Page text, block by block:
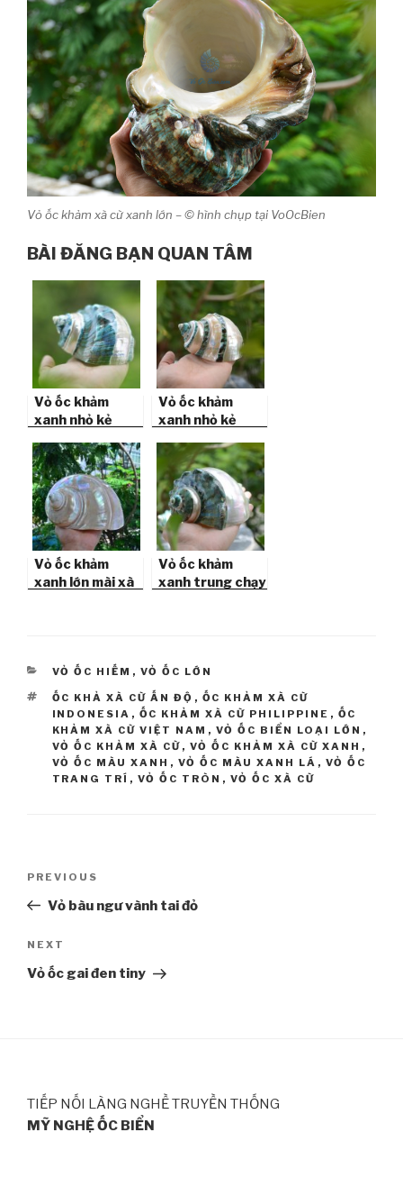
Vỏ ốc khảm xà cừ xanh lớn – © hình chụp tại VoOcBien
BÀI ĐĂNG BẠN QUAN TÂM
Vỏ ốc khảm
xanh nhỏ kẻ
Banded Green
Snail Shell)
Vỏ ốc khảm
xanh nhỏ kẻ
(Pearl Banded
Green Snail
Shell)
Vỏ ốc khảm
xanh lớn mài xà
Vỏ ốc khảm
xanh trung chạy
CATEGORIES
VỎ ỐC HIẾM , VỎ ỐC LỚN
TAGS
ỐC KHẢ XÀ CỪ ẤN ĐỘ , ỐC KHẢM XÀ CỪ
INDONESIA , ỐC KHẢM XÀ CỪ PHILIPPINE , ỐC
KHẢM XÀ CỪ VIỆT NAM , VỎ ỐC BIỂN LOẠI LỚN ,
VỎ ỐC KHẢM XÀ CỪ , VỎ ỐC KHẢM XÀ CỪ XANH ,
VỎ ỐC MÀU XANH , VỎ ỐC MÀU XANH LÁ , VỎ ỐC
TRANG TRÍ , VỎ ỐC TRÒN , VỎ ỐC XÀ CỪ
Previous
Post
PREVIOUS
Vỏ bàu ngư vành tai đỏ
Next
Post
NEXT
Vỏ ốc gai đen tiny
TIẾP NỐI LÀNG NGHỀ TRUYỀN THỐNG
MỸ NGHỆ ỐC BIỂN